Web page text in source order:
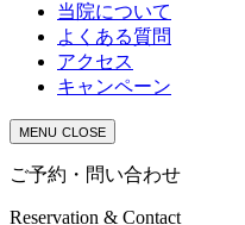
当院について
よくある質問
アクセス
キャンペーン
MENU CLOSE
ご予約・問い合わせ
Reservation & Contact